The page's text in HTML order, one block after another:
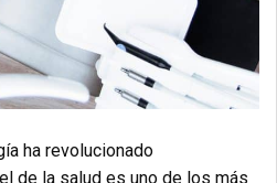
ha revolucionado
de la salud es uno de los más